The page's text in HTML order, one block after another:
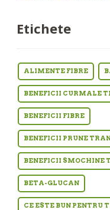
Etichete
ALIMENTE FIBRE
BENEFICII CURMALE
BENEFICII FIBRE
BENEFICII PRUNE
BENEFICII SMOCHINE
BETA-GLUCAN
CE ESTE BUN